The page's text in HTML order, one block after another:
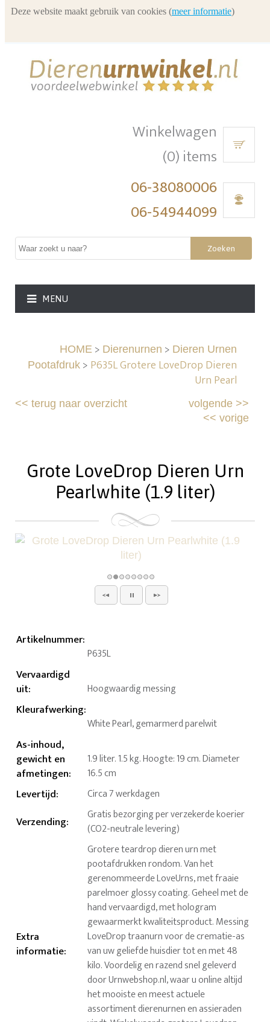
Winkelwagen
(0) items
06-38080006
06-54944099
Zoeken
MENU
HOME> Dierenurnen > Dieren Urnen
Pootafdruk> P635L Grotere LoveDrop Dieren
Urn Pearl
<<terug naar overzicht volgende>>
<< vorige
Grote LoveDrop Dieren Urn
Pearlwhite (1.9 liter)
Artikelnummer:
P635L
Vervaardigd
uit: Hoogwaardig messing
Kleurafwerking:
White Pearl, gemarmerd parelwit
As-inhoud,
gewicht en
afmetingen:
1.9 liter. 1.5 kg. Hoogte: 19 cm. Diameter
16.5 cm
Levertijd: Circa 7 werkdagen
Verzending:
Gratis bezorging per verzekerde koerier
(CO2-neutrale levering)
Extra
informatie:
Grotere teardrop dieren urn met
pootafdrukken rondom. Van het
gerenommeerde LoveUrns, met fraaie
parelmoer glossy coating. Geheel met de
hand vervaardigd, met hologram
gewaarmerkt kwaliteitsproduct. Messing
LoveDrop traanurn voor de crematie-as
van uw geliefde huisdier tot en met 48
kilo. Voordelig en razend snel geleverd
door Urnwebshop.nl, waar u online altijd
het mooiste en meest actuele
assortiment dierenurnen en assieraden
Deze website maakt gebruik van cookies (meer informatie)